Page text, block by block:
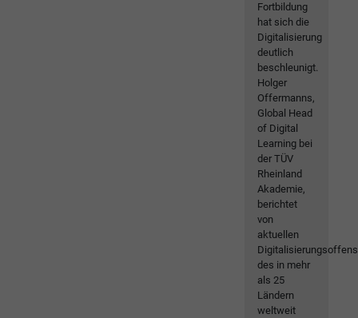
Fortbildung
hat sich die
Digitalisierung
deutlich
beschleunigt.
Holger
Offermanns,
Global Head
of Digital
Learning bei
der TÜV
Rheinland
Akademie,
berichtet
von
aktuellen
des in mehr
als 25
Ländern
weltweit